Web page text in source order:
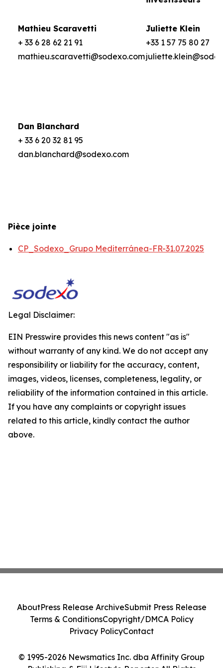
Mathieu Scaravetti
+ 33 6 28 62 21 91
mathieu.scaravetti@sodexo.com
Dan Blanchard
+ 33 6 20 32 81 95
dan.blanchard@sodexo.com
Juliette Klein
+33 1 57 75 80 27
Pièce jointe
CP_Sodexo_Grupo Mediterránea-FR-31.07.2025
Legal Disclaimer:
EIN Presswire provides this news content "as is"
without warranty of any kind. We do not accept any
responsibility or liability for the accuracy, content,
images, videos, licenses, completeness, legality, or
reliability of the information contained in this article.
If you have any complaints or copyright issues
related to this article, kindly contact the author
above.
© 1995-2026 Newsmatics Inc. dba Affinity Group
AboutPress Release ArchiveSubmit Press Release
Terms & ConditionsCopyright/DMCA Policy
Privacy PolicyContact